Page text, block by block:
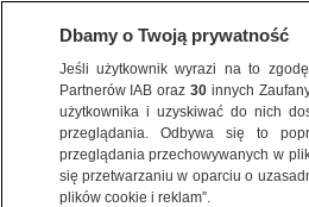
POZNAŃ
Dbamy o Twoją prywatność
Jeśli użytkownik wyrazi na to
Partnerów IAB oraz30 innych
użytkownika i uzyskiwać do nich
przeglądania. Odbywa się to
przeglądania przechowywanych w
się przetwarzaniu w oparciu o
plików cookie i reklam”.